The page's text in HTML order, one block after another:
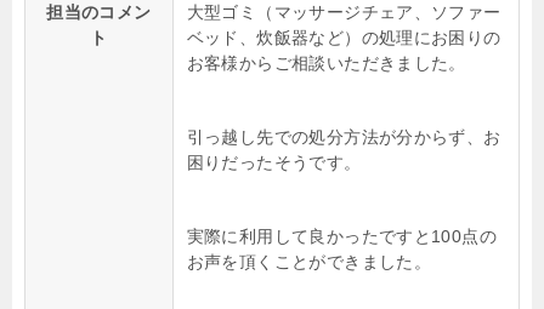
担当のコメン
ト
大型ゴミ（マッサージチェア、ソファー
ベッド、炊飯器など）の処理にお困りの
お客様からご相談いただきました。
引っ越し先での処分方法が分からず、お
困りだったそうです。
実際に利用して良かったですと100点の
お声を頂くことができました。